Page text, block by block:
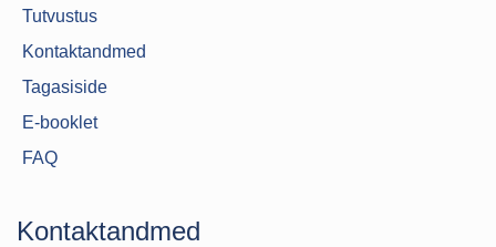
Tutvustus
Kontaktandmed
Tagasiside
E-booklet
FAQ
Kontaktandmed